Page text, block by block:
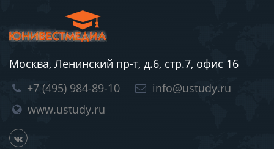
Москва, Ленинский пр-т, д.6, стр.7, офис 16
+7 (495) 984-89-10
info@ustudy.ru
www.ustudy.ru